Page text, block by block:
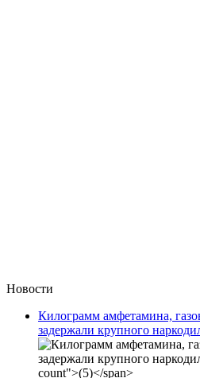
Новости
Килограмм амфетамина,
задержали крупного